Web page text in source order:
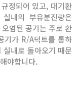
정되어 있고, 대기환
내의 부유분진량은
염된 공기는 주로 환
기가 R/A덕트를 통하
내로 돌아오기 때문
야합니다.